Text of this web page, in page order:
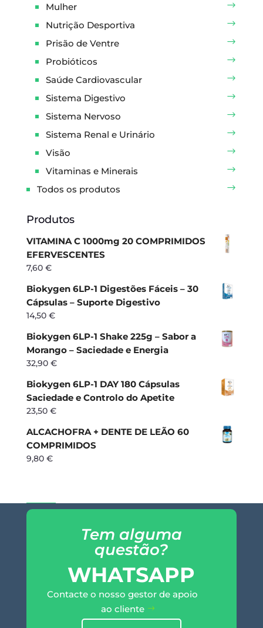
Mulher
Nutrição Desportiva
Prisão de Ventre
Probióticos
Saúde Cardiovascular
Sistema Digestivo
Sistema Nervoso
Sistema Renal e Urinário
Visão
Vitaminas e Minerais
Todos os produtos
Produtos
VITAMINA C 1000mg 20 COMPRIMIDOS
EFERVESCENTES
7,60 €
Biokygen 6LP-1 Digestões Fáceis – 30
Cápsulas – Suporte Digestivo
14,50 €
Biokygen 6LP-1 Shake 225g – Sabor a
Morango – Saciedade e Energia
32,90 €
Biokygen 6LP-1 DAY 180 Cápsulas
Saciedade e Controlo do Apetite
23,50 €
ALCACHOFRA + DENTE DE LEÃO 60
COMPRIMIDOS
9,80 €
Tem alguma
questão?
WHATSAPP
Contacte o nosso gestor de apoio
ao cliente